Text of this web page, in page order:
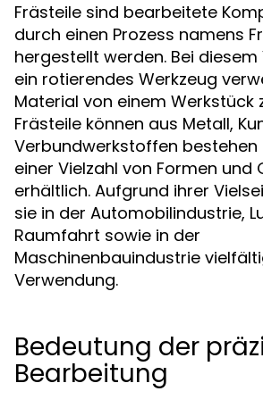
Frästeile sind bearbeitete
durch einen Prozess namens
hergestellt werden. Bei
ein rotierendes Werkzeug
Material von einem Werkstück
Frästeile können aus Metall,
Verbundwerkstoffen bestehen
einer Vielzahl von Formen und
erhältlich. Aufgrund ihrer
sie in der Automobilindustrie,
Raumfahrt sowie in der
Maschinenbauindustrie
Verwendung.
Bedeutung der
Bearbeitung